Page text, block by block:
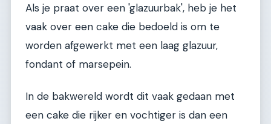
Als je praat over een 'glazuurbak', heb je het
vaak over een cake die bedoeld is om te
worden afgewerkt met een laag glazuur,
fondant of marsepein.
In de bakwereld wordt dit vaak gedaan met
een cake die rijker en vochtiger is dan een